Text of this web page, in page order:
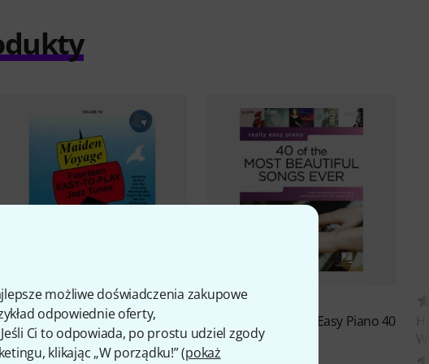
możliwe doświadczenia zakupowe
odpowiednie oferty,
Ci to odpowiada, po prostu udziel zgody
klikając „W porządku!” (pokaż
21
AebersoldMaiden Voyage
zł
Really Easy Piano 40
Most